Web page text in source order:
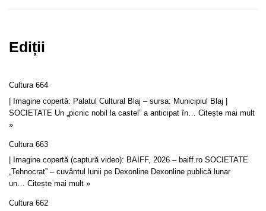
Ediții
Cultura 664
| Imagine copertă: Palatul Cultural Blaj – sursa: Municipiul Blaj |
SOCIETATE Un „picnic nobil la castel” a anticipat în… Citește mai mult
»
Cultura 663
| Imagine copertă (captură video): BAIFF, 2026 – baiff.ro SOCIETATE
„Tehnocrat” – cuvântul lunii pe Dexonline Dexonline publică lunar
un… Citește mai mult »
Cultura 662